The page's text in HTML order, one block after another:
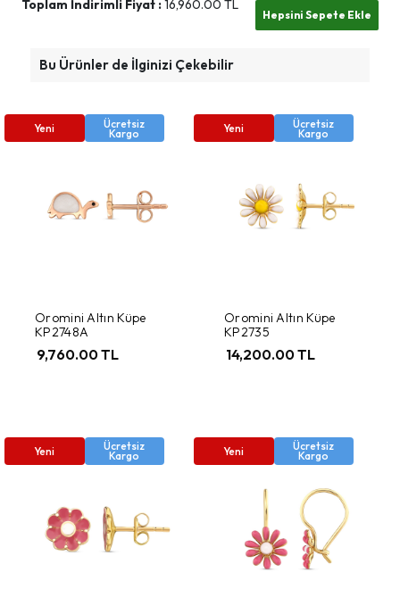
Toplam İndirimli Fiyat :16,960.00 TL
Bu Ürünler de İlginizi Çekebilir
Yeni Ücretsiz
Kargo
Oromini Altın Küpe
KP2748A
9,760.00 TL
Yeni Ücretsiz
Kargo
Oromini Altın Küpe
KP2735
14,200.00 TL
Yeni Ücretsiz
Kargo Yeni Ücretsiz
Kargo